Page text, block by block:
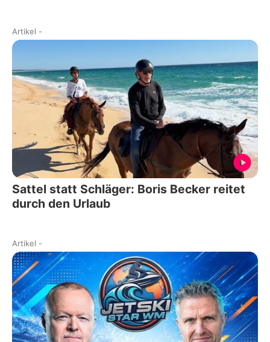
Artikel -
Sattel statt Schläger: Boris Becker reitet
durch den Urlaub
Artikel -